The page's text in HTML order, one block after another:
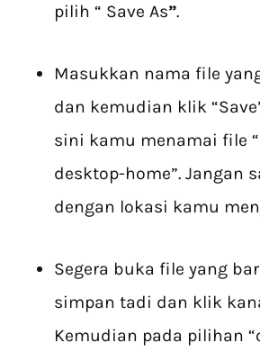
pilih “ Save As”.
Masukkan nama file
dan kemudian klik
sini kamu menamai file
desktop-home”. Jangan
dengan lokasi kamu
Segera buka file yang
simpan tadi dan klik
Kemudian pada pilihan